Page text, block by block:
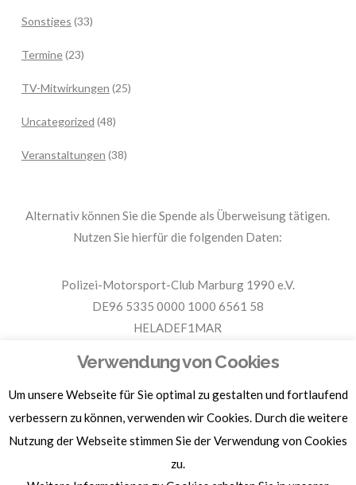
Sonstiges (33)
Termine(23)
TV-Mitwirkungen (25)
Uncategorized (48)
Veranstaltungen (38)
Alternativ können Sie die Spende als Überweisung tätigen.
Nutzen Sie hierfür die folgenden Daten:
Polizei-Motorsport-Club Marburg 1990 e.V.
DE96 5335 0000 1000 6561 58
HELADEF1MAR
Für Spendenbescheinigungen, Sachspenden und weitere
Informationen, hier klicken.
Verwendung von Cookies
Um unsere Webseite für Sie optimal zu gestalten und fortlaufend
verbessern zu können, verwenden wir Cookies. Durch die weitere
Nutzung der Webseite stimmen Sie der Verwendung von Cookies
zu.